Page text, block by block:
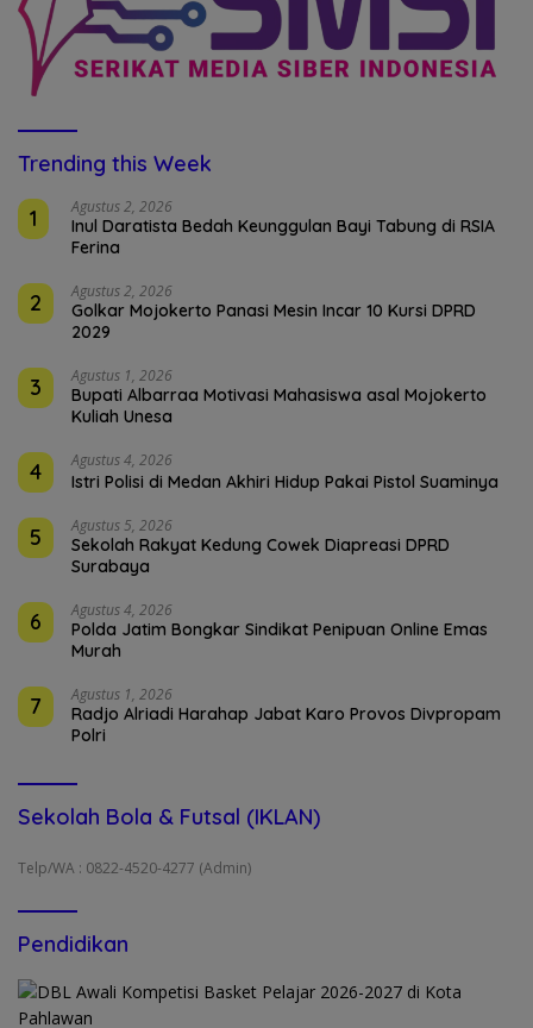
Trending this Week
1
Agustus 2, 2026
Inul Daratista Bedah Keunggulan Bayi Tabung di RSIA
Ferina
2 Agustus 2, 2026
Golkar Mojokerto Panasi Mesin Incar 10 Kursi DPRD
2029
3 Agustus 1, 2026
Bupati Albarraa Motivasi Mahasiswa asal Mojokerto
Kuliah Unesa
4 Agustus 4, 2026
Istri Polisi di Medan Akhiri Hidup Pakai Pistol Suaminya
5 Agustus 5, 2026
Sekolah Rakyat Kedung Cowek Diapreasi DPRD
Surabaya
6 Agustus 4, 2026
Polda Jatim Bongkar Sindikat Penipuan Online Emas
Murah
7 Agustus 1, 2026
Radjo Alriadi Harahap Jabat Karo Provos Divpropam
Polri
Sekolah Bola & Futsal (IKLAN)
Telp/WA : 0822-4520-4277 (Admin)
Pendidikan